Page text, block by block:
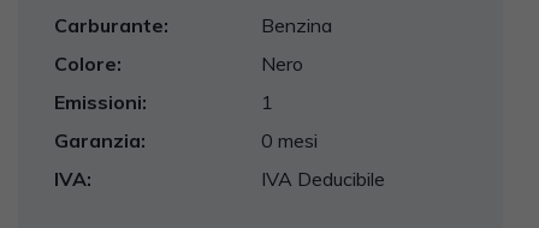
Carburante:
Benzina
Colore:
Nero
Emissioni:
1
Garanzia:
0 mesi
IVA:
IVA Deducibile